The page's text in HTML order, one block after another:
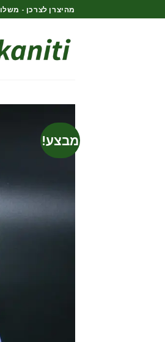
to
מהיצרן לצרכן -
מבצע!